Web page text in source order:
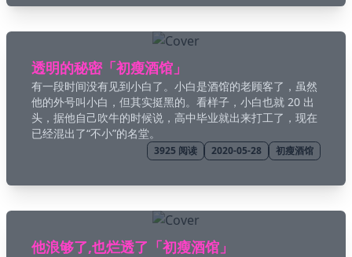
🤓 Nord
🌇 Sunset
透明的秘密「初瘦酒馆」
有一段时间没有见到小白了。小白是酒馆的老顾客了，虽然
他的外号叫小白，但其实挺黑的。看样子，小白也就 20 出
头，据他自己吹牛的时候说，高中毕业就出来打工了，现在
已经混出了“不小”的名堂。
3925 阅读 2020-05-28 初瘦酒馆
他浪够了,也烂透了「初瘦酒馆」